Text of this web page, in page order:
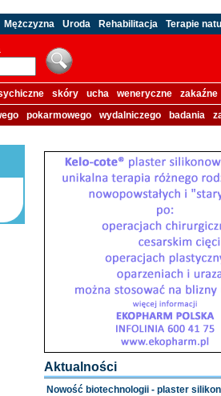
Mężczyzna Uroda Rehabilitacja Terapie
skóry ucha weneryczne zakaźne
pokarmowego wydalniczego badania
Aktualności
Nowość biotechnologii - plaster